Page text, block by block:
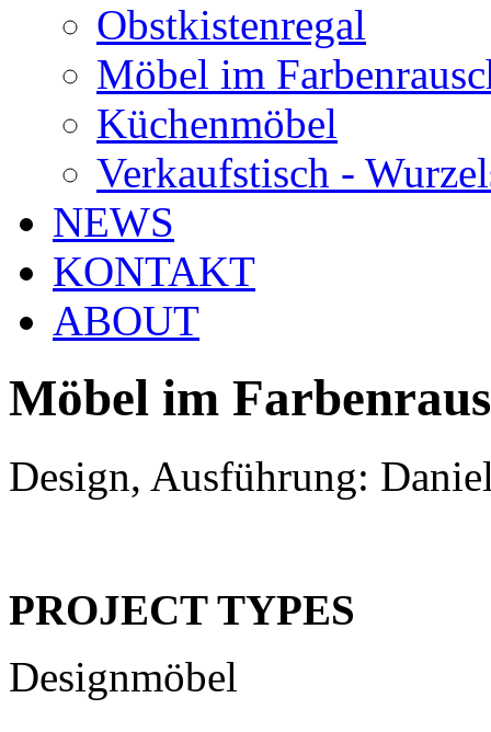
Obstkistenregal
Möbel im
Küchenmöbel
Verkaufstisch -
NEWS
KONTAKT
ABOUT
Möbel im
Design, Ausführung:
PROJECT TYPES
Designmöbel